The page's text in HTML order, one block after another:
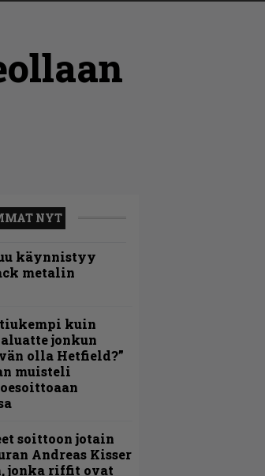
NYT
käynnistyy
metalin
kuin
jonkun
olla Hetfield?”
muisteli
soittoon jotain
Andreas Kisser
jonka riffit ovat